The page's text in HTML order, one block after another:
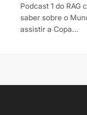
Podcast 1 do
saber sobre o
assistir a Copa…